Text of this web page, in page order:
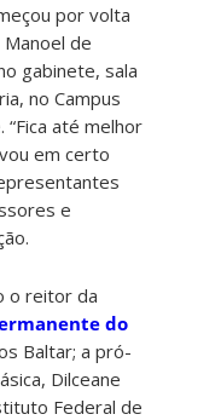
por volta
de
gabinete, sala
no Campus
até melhor
em certo
e
o reitor da
do
Baltar; a pró-
Dilceane
Federal de